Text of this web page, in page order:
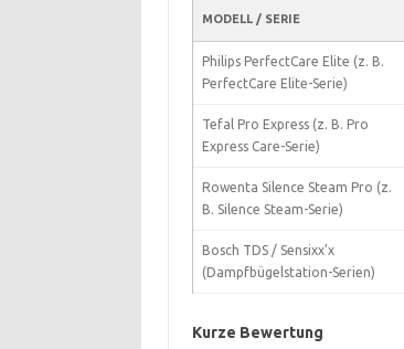
MODELL / SERIE
Philips PerfectCare Elite (z. B.
PerfectCare Elite-Serie)
Tefal Pro Express (z. B. Pro
Express Care-Serie)
Rowenta Silence Steam Pro (z.
B. Silence Steam-Serie)
Bosch TDS / Sensixx’x
(Dampfbügelstation-Serien)
Kurze Bewertung